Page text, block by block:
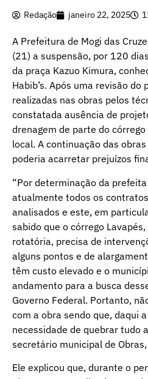
Redação janeiro 22, 2025
A Prefeitura de Mogi das
(21) a suspensão, por 120
da praça Kazuo Kimura,
Habib’s. Após uma revisão
realizadas nas obras pelos
constatada ausência de
drenagem de parte do
local. A continuação das
poderia acarretar prejuízos
“Por determinação da
atualmente todos os
analisados e este, em
sabido que o córrego
rotatória, precisa de
alguns pontos e de
têm custo elevado e o
andamento para a busca
Governo Federal. Portanto,
com a obra sendo que, daqui
necessidade de quebrar tudo
secretário municipal de
Ele explicou que, durante o